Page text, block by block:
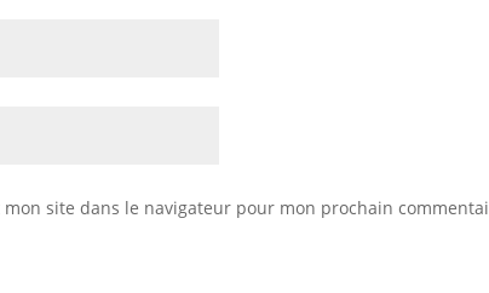
site dans le navigateur pour mon prochain